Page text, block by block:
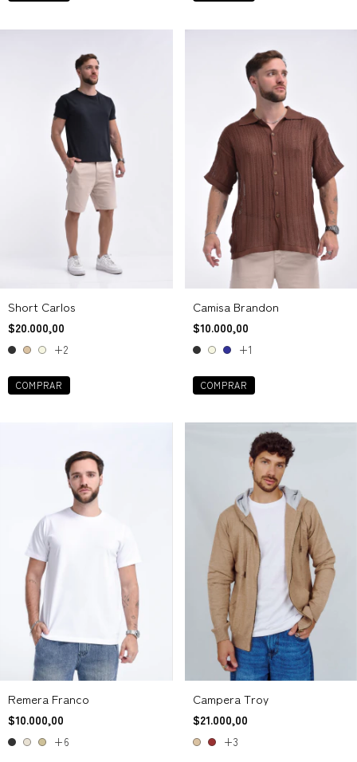
Short Carlos
$20.000,00
+2
COMPRAR
Camisa Brandon
$10.000,00
+1
COMPRAR
Remera Franco
$10.000,00
+6
Campera Troy
$21.000,00
+3